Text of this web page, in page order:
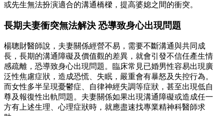
或先生無法扮演適合的溝通橋樑，提高婆媳之間的衝突。
長期夫妻衝突無法解決 恐導致身心出現問題
楊聰財醫師說，夫妻關係經營不易，需要不斷溝通與共同成
長，長期的溝通障礙及價值觀的差異，就會引發不信任產生情
感疏離，恐導致身心出現問題。臨床常見已婚男性容易出現廣
泛性焦慮症狀，造成恐慌、失眠，嚴重會有暴怒及失控行為。
而女性多半呈現憂鬱症、自律神經失調等症狀，甚至出現低自
尊及報復性出軌問題。夫妻關係如果出現溝通障礙或造成任一
方有上述生理、心理症狀時，就應盡速找專業精神科醫師求